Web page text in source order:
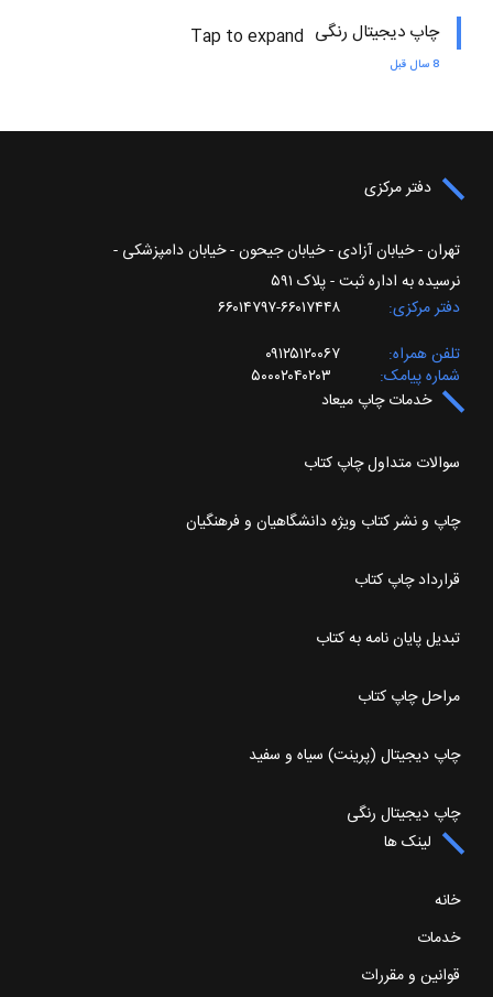
Tap to expand چاپ دیجیتال رنگی
8 سال قبل
دفتر مرکزی
تهران - خیابان آزادی - خیابان جیحون - خیابان دامپزشکی -
نرسیده به اداره ثبت - پلاک ۵۹۱
دفتر مرکزی
۶۶۰۱۷۴۴۸-۶۶۰۱۴۷۹۷
تلفن همراه
۰۹۱۲۵۱۲۰۰۶۷
شماره پیامک
۵۰۰۰۲۰۴۰۲۰۳
خدمات چاپ میعاد
سوالات متداول چاپ کتاب
چاپ و نشر کتاب ویژه دانشگاهیان و فرهنگیان
قرارداد چاپ کتاب
تبدیل پایان نامه به کتاب
مراحل چاپ کتاب
چاپ دیجیتال (پرینت) سیاه و سفید
چاپ دیجیتال رنگی
لینک ها
خانه
خدمات
قوانین و مقررات